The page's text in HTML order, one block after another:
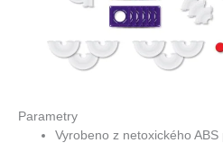
Parametry
Vyrobeno z netoxického ABS